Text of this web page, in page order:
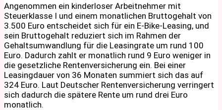
Angenommen ein kinderloser Arbeitnehmer mit
Steuerklasse I und einem monatlichen Bruttogehalt von
3.500 Euro entscheidet sich für ein E-Bike-Leasing, und
sein Bruttogehalt reduziert sich im Rahmen der
Gehaltsumwandlung für die Leasingrate um rund 100
Euro. Dadurch zahlt er monatlich rund 9 Euro weniger in
die gesetzliche Rentenversicherung ein. Bei einer
Leasingdauer von 36 Monaten summiert sich das auf
324 Euro. Laut Deutscher Rentenversicherung verringert
sich dadurch die spätere Rente um rund drei Euro
monatlich.